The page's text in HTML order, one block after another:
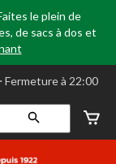
le plein de
de sacs à dos et
⋅ Fermeture à 22:00